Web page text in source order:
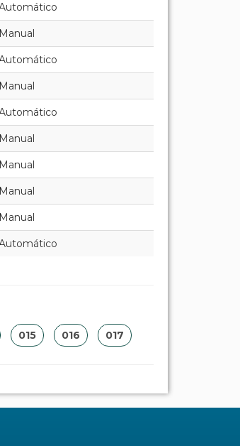
Manual
Manual
Manual
Manual
Manual
Manual
015 016 017